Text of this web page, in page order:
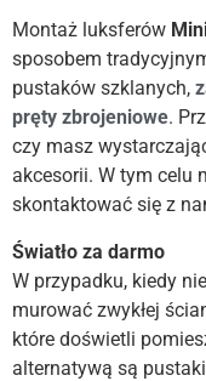
Montaż luksferów
sposobem
pustaków szklanych,
pręty zbrojeniowe.
czy masz
akcesorii. W tym celu
skontaktować się z
Światło za darmo
W przypadku, kiedy
murować zwykłej
które doświetli
alternatywą są